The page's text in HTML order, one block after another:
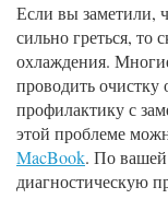
Если вы заметили,
сильно греться, то
охлаждения.
проводить очистку
профилактику с
этой проблеме
MacBook. По
диагностическую